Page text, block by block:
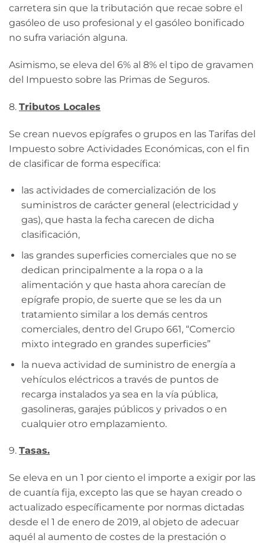
carretera sin que la tributación que recae sobre el
gasóleo de uso profesional y el gasóleo bonificado
no sufra variación alguna.
Asimismo, se eleva del 6% al 8% el tipo de gravamen
del Impuesto sobre las Primas de Seguros.
8. Tributos Locales
Se crean nuevos epígrafes o grupos en las Tarifas del
Impuesto sobre Actividades Económicas, con el fin
de clasificar de forma específica:
las actividades de comercialización de los
suministros de carácter general (electricidad y
gas), que hasta la fecha carecen de dicha
clasificación,
las grandes superficies comerciales que no se
dedican principalmente a la ropa o a la
alimentación y que hasta ahora carecían de
epígrafe propio, de suerte que se les da un
tratamiento similar a los demás centros
comerciales, dentro del Grupo 661, “Comercio
mixto integrado en grandes superficies”
la nueva actividad de suministro de energía a
vehículos eléctricos a través de puntos de
recarga instalados ya sea en la vía pública,
gasolineras, garajes públicos y privados o en
cualquier otro emplazamiento.
9. Tasas.
Se eleva en un 1 por ciento el importe a exigir por las
de cuantía fija, excepto las que se hayan creado o
actualizado específicamente por normas dictadas
desde el 1 de enero de 2019, al objeto de adecuar
aquél al aumento de costes de la prestación o